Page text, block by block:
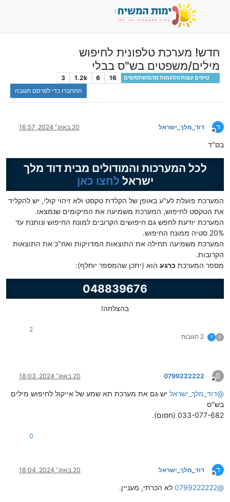
חדש! מערכת טלפונית לחיפוש
מילים/משפטים בש"ס בבלי
טיפים עצות והדגמות מהמשתמשים 16
6
1.2k
3
התחברו כדי לפרסם תגובה
ד
מנותק
דוד_מלך_ישראל 20 באוק׳ 2024, 16:57
בס"ד
לכל המערכות והמודולים מבית דוד מלך
ישראל לחצו כאן
המערכת פועלת לע"ע באופן של הקלדת טקסט ולא זיהוי קולי, יש להקליד
את הטקסט לחיפוש, המערכת משמיעה את המיקומים שנמצאו.
המערכת יודעת לחפש גם חיפושים הקרובים למונח החיפוש ונותנת עד
20% סטיה ממונח החיפוש.
המערכת משמיעה תחילה את התוצאות המדויקות ואח"כ את התוצאות
הקרובות.
מספר המערכת כרגע הוא (יתכן שהמספר יוחלף):
048839676
בהצלחה!
0 ד 2 תגובות
2
0
מנותק
0799222222 20 באוק׳ 2024, 18:03
@דוד_מלך_ישראל יש גם את מערכת תא שמע של אייקול לחיפוש מילים
בש"ס
033-077-682 (חסום).
0
ד
מנותק
דוד_מלך_ישראל 20 באוק׳ 2024, 18:04
@
0799222222 לא הכרתי, מעניין.